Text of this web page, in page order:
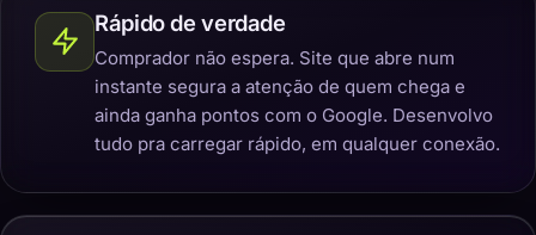
Rápido de verdade
Comprador não espera. Site que abre num
instante segura a atenção de quem chega e
ainda ganha pontos com o Google. Desenvolvo
tudo pra carregar rápido, em qualquer conexão.